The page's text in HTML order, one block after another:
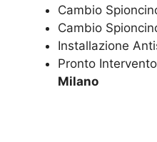
Cambio
Cambio
Installazione
Pronto
Milano